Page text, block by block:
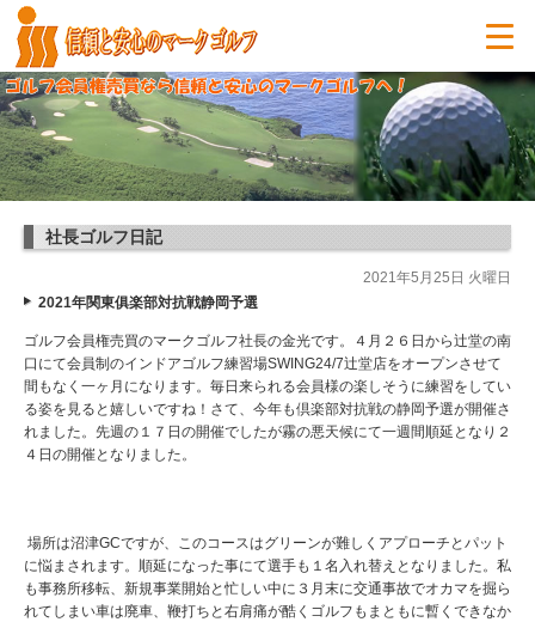
社長ゴルフ日記
2021年5月25日 火曜日
2021年関東俱楽部対抗戦静岡予選
ゴルフ会員権売買のマークゴルフ社長の金光です。４月２６日から辻堂の南
口にて会員制のインドアゴルフ練習場SWING24/7辻堂店をオープンさせて
間もなく一ヶ月になります。毎日来られる会員様の楽しそうに練習をしてい
る姿を見ると嬉しいですね！さて、今年も倶楽部対抗戦の静岡予選が開催さ
れました。先週の１７日の開催でしたが霧の悪天候にて一週間順延となり２
４日の開催となりました。
場所は沼津GCですが、このコースはグリーンが難しくアプローチとパット
に悩まされます。順延になった事にて選手も１名入れ替えとなりました。私
も事務所移転、新規事業開始と忙しい中に３月末に交通事故でオカマを掘ら
れてしまい車は廃車、鞭打ちと右肩痛が酷くゴルフもまともに暫くできなか